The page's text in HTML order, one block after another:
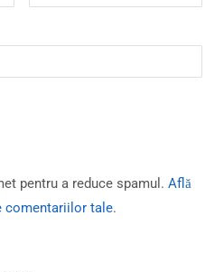
pentru a reduce spamul. Află
comentariilor tale.